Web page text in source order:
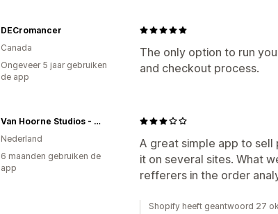
The only option to run
and checkout process.
DECromancer
Canada
Ongeveer 5 jaar gebruiken
de app
A great simple app to
it on several sites. What
refferers in the order
Van Hoorne Studios - Webshop
Nederland
6 maanden gebruiken de
app
Shopify heeft geantwoord 27